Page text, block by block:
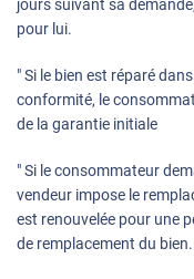
jours suivant sa
pour lui.
" Si le bien est réparé
conformité, le
de la garantie initiale
" Si le consommateur
vendeur impose le
est renouvelée pour une
de remplacement du bien.